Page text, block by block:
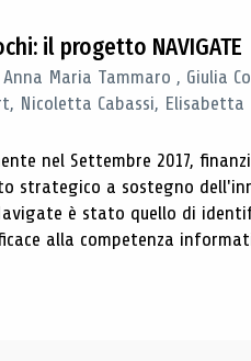
il progetto NAVIGATE
Maria Tammaro , Giulia
Nicoletta Cabassi, Elisabetta
nel Settembre 2017,
strategico a sostegno
è stato quello di
alla competenza